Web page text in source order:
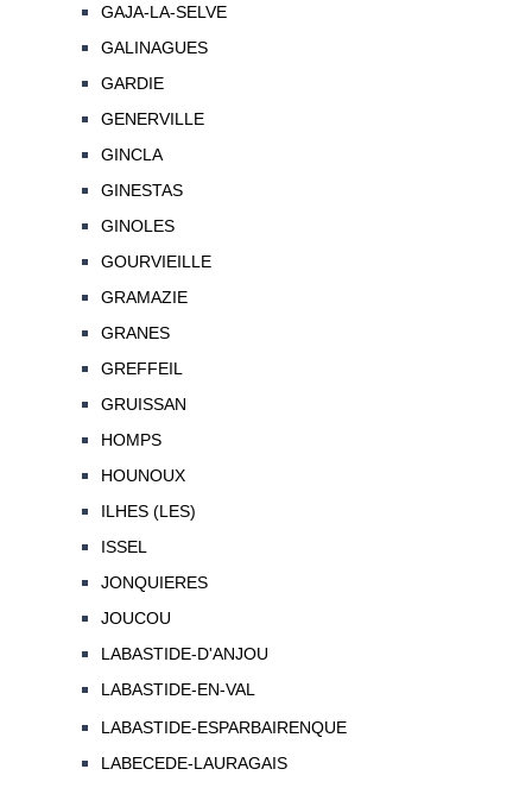
GAJA-LA-SELVE
GALINAGUES
GARDIE
GENERVILLE
GINCLA
GINESTAS
GINOLES
GOURVIEILLE
GRAMAZIE
GRANES
GREFFEIL
GRUISSAN
HOMPS
HOUNOUX
ILHES (LES)
ISSEL
JONQUIERES
JOUCOU
LABASTIDE-D'ANJOU
LABASTIDE-EN-VAL
LABASTIDE-ESPARBAIRENQUE
LABECEDE-LAURAGAIS